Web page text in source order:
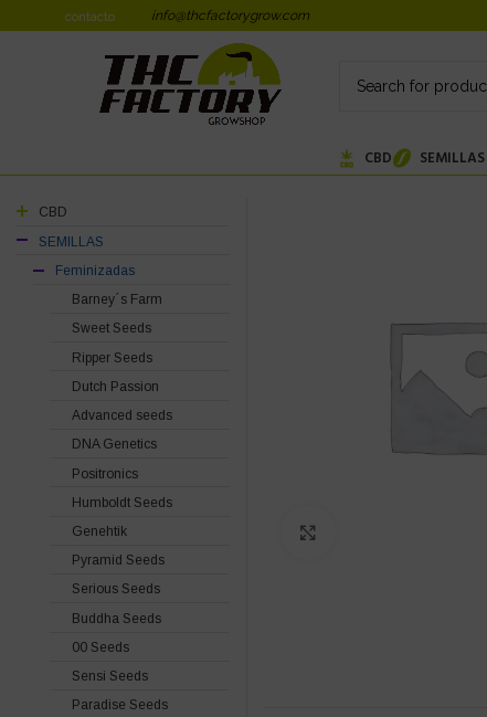
contacto info@thcfactorygrow.com
CBD SEMILLAS
CBD
SEMILLAS
Feminizadas
Barney´s Farm
Sweet Seeds
Ripper Seeds
Dutch Passion
Advanced seeds
DNA Genetics
Positronics
Humboldt Seeds
Genehtik
Pyramid Seeds
Serious Seeds
Buddha Seeds
00 Seeds
Sensi Seeds
Paradise Seeds